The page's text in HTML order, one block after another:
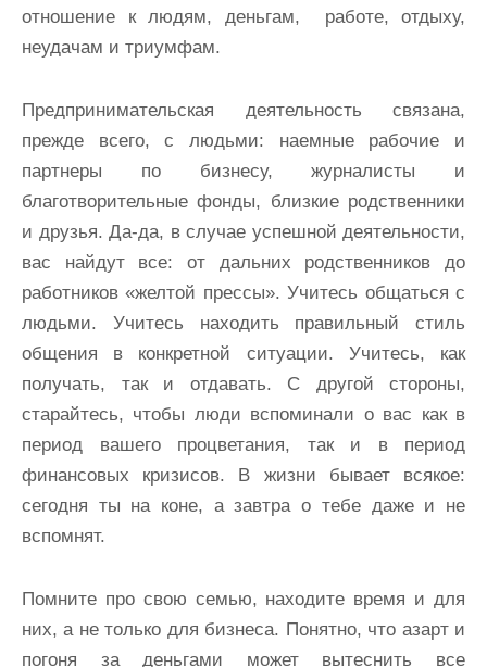
отношение к людям, деньгам, работе, отдыху,
неудачам и триумфам.
Предпринимательская деятельность связана,
прежде всего, с людьми: наемные рабочие и
партнеры по бизнесу, журналисты и
благотворительные фонды, близкие родственники
и друзья. Да-да, в случае успешной деятельности,
вас найдут все: от дальних родственников до
работников «желтой прессы». Учитесь общаться с
людьми. Учитесь находить правильный стиль
общения в конкретной ситуации. Учитесь, как
получать, так и отдавать. С другой стороны,
старайтесь, чтобы люди вспоминали о вас как в
период вашего процветания, так и в период
финансовых кризисов. В жизни бывает всякое:
сегодня ты на коне, а завтра о тебе даже и не
вспомнят.
Помните про свою семью, находите время и для
них, а не только для бизнеса. Понятно, что азарт и
погоня за деньгами может вытеснить все